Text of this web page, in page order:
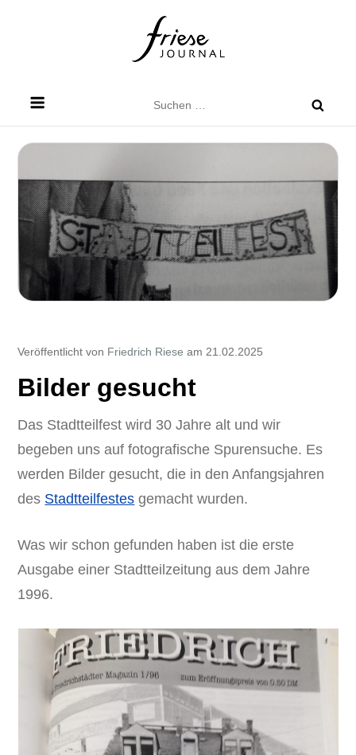
nach:
Veröffentlicht von Friedrich Riese am 21.02.2025
Bilder gesucht
Das Stadtteilfest wird 30 Jahre alt und wir
begeben uns auf fotografische Spurensuche. Es
werden Bilder gesucht, die in den Anfangsjahren
des Stadtteilfestes gemacht wurden.
Was wir schon gefunden haben ist die erste
Ausgabe einer Stadtteilzeitung aus dem Jahre
1996.